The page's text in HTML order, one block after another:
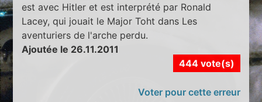
est avec Hitler et est interprété par Ronald
Lacey, qui jouait le Major Toht dans Les
aventuriers de l'arche perdu.
Ajoutée le 26.11.2011
444 vote(s)
Voter pour cette erreur